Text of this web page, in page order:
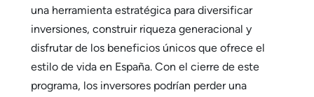
una herramienta estratégica para diversificar
inversiones, construir riqueza generacional y
disfrutar de los beneficios únicos que ofrece el
estilo de vida en España. Con el cierre de este
programa, los inversores podrían perder una